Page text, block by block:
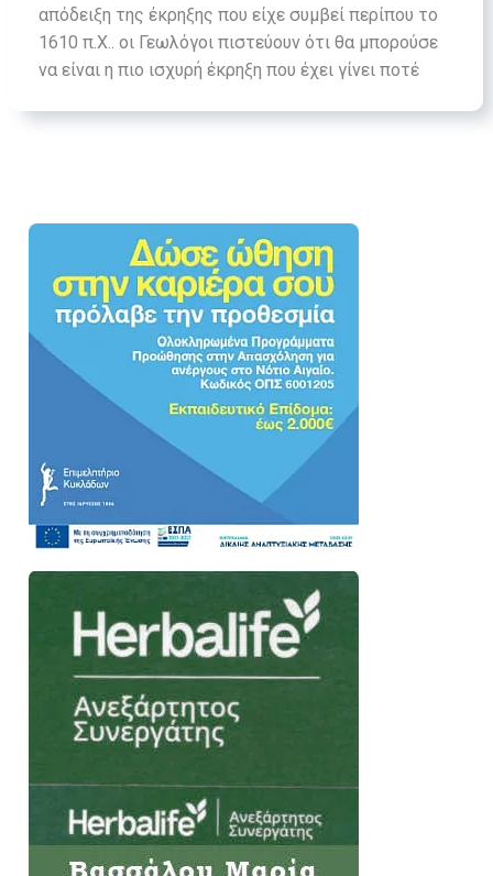
απόδειξη της έκρηξης που είχε συμβεί περίπου το
1610 π.Χ.. οι Γεωλόγοι πιστεύουν ότι θα μπορούσε
να είναι η πιο ισχυρή έκρηξη που έχει γίνει ποτέ